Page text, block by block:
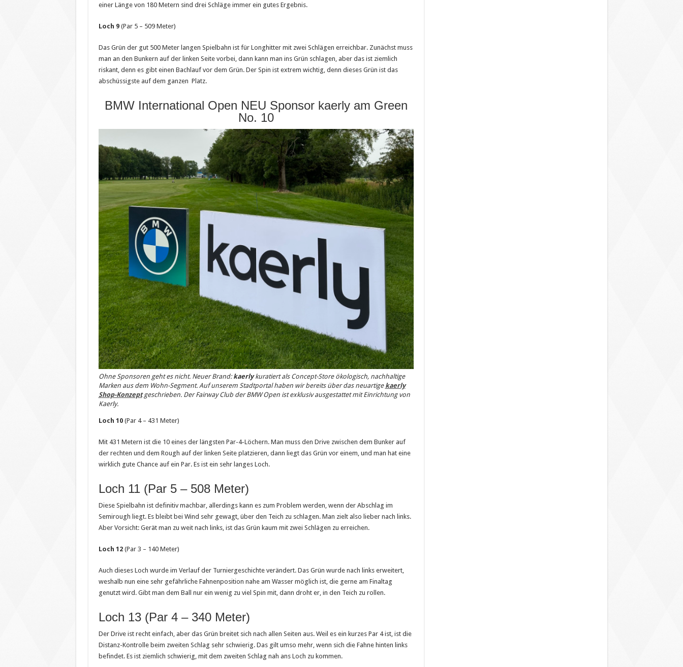
einer Länge von 180 Metern sind drei Schläge immer ein gutes Ergebnis.
Loch 9(Par 5 – 509 Meter)
Das Grün der gut 500 Meter langen Spielbahn ist für Longhitter mit zwei Schlägen erreichbar. Zunächst muss
man an den Bunkern auf der linken Seite vorbei, dann kann man ins Grün schlagen, aber das ist ziemlich
riskant, denn es gibt einen Bachlauf vor dem Grün. Der Spin ist extrem wichtig, denn dieses Grün ist das
abschüssigste auf dem ganzen Platz.
BMW International Open NEU Sponsor kaerly am Green
No. 10
Ohne Sponsoren geht es nicht. Neuer Brand: kaerlykuratiert als Concept-Store ökologisch, nachhaltige
Marken aus dem Wohn-Segment. Auf unserem Stadtportal haben wir bereits über das neuartige kaerly
Shop-Konzept geschrieben. Der Fairway Club der BMW Open ist exklusiv ausgestattet mit Einrichtung von
Kaerly.
Loch 10(Par 4 – 431 Meter)
Mit 431 Metern ist die 10 eines der längsten Par-4-Löchern. Man muss den Drive zwischen dem Bunker auf
der rechten und dem Rough auf der linken Seite platzieren, dann liegt das Grün vor einem, und man hat eine
wirklich gute Chance auf ein Par. Es ist ein sehr langes Loch.
Loch 11 (Par 5 – 508 Meter)
Diese Spielbahn ist definitiv machbar, allerdings kann es zum Problem werden, wenn der Abschlag im
Semirough liegt. Es bleibt bei Wind sehr gewagt, über den Teich zu schlagen. Man zielt also lieber nach links.
Aber Vorsicht: Gerät man zu weit nach links, ist das Grün kaum mit zwei Schlägen zu erreichen.
Loch 12(Par 3 – 140 Meter)
Auch dieses Loch wurde im Verlauf der Turniergeschichte verändert. Das Grün wurde nach links erweitert,
weshalb nun eine sehr gefährliche Fahnenposition nahe am Wasser möglich ist, die gerne am Finaltag
genutzt wird. Gibt man dem Ball nur ein wenig zu viel Spin mit, dann droht er, in den Teich zu rollen.
Loch 13 (Par 4 – 340 Meter)
Der Drive ist recht einfach, aber das Grün breitet sich nach allen Seiten aus. Weil es ein kurzes Par 4 ist, ist die
Distanz-Kontrolle beim zweiten Schlag sehr schwierig. Das gilt umso mehr, wenn sich die Fahne hinten links
befindet. Es ist ziemlich schwierig, mit dem zweiten Schlag nah ans Loch zu kommen.